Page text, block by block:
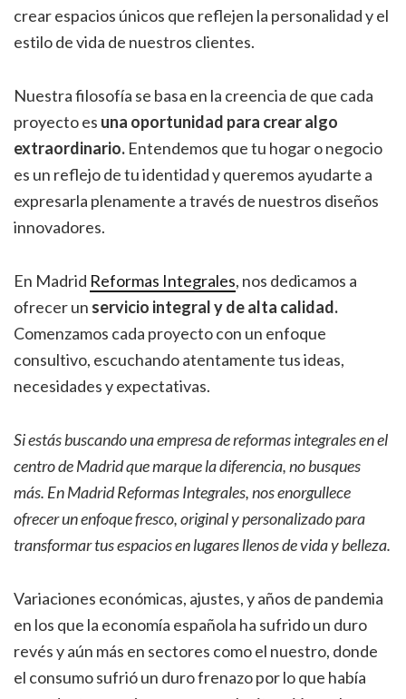
crear espacios únicos que reflejen la personalidad y el
estilo de vida de nuestros clientes.
Nuestra filosofía se basa en la creencia de que cada
proyecto es una oportunidad para crear algo
extraordinario. Entendemos que tu hogar o negocio
es un reflejo de tu identidad y queremos ayudarte a
expresarla plenamente a través de nuestros diseños
innovadores.
En Madrid Reformas Integrales, nos dedicamos a
ofrecer un servicio integral y de alta calidad.
Comenzamos cada proyecto con un enfoque
consultivo, escuchando atentamente tus ideas,
necesidades y expectativas.
Si estás buscando una empresa de reformas integrales en el
centro de Madrid que marque la diferencia, no busques
más. En Madrid Reformas Integrales, nos enorgullece
ofrecer un enfoque fresco, original y personalizado para
transformar tus espacios en lugares llenos de vida y belleza.
Variaciones económicas, ajustes, y años de pandemia
en los que la economía española ha sufrido un duro
revés y aún más en sectores como el nuestro, donde
el consumo sufrió un duro frenazo por lo que había